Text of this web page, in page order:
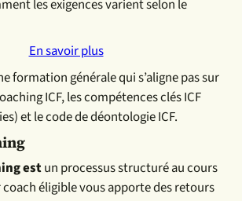
les exigences varient selon le
En savoir plus
formation générale qui s’aligne pas sur
ICF, les compétences clés ICF
et le code de déontologie ICF.
estun processus structuré au cours
éligible vous apporte des retours